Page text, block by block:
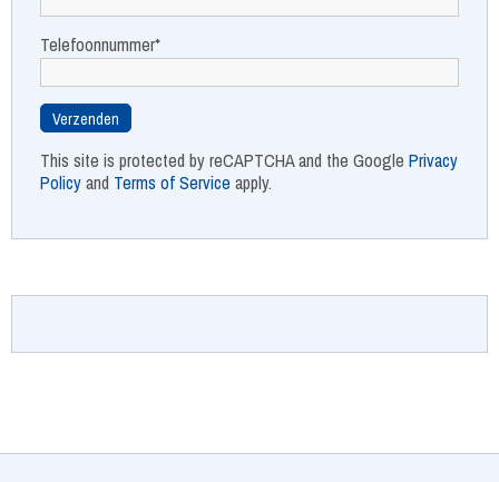
Telefoonnummer*
This site is protected by reCAPTCHA and the Google Privacy
Policyand Terms of Service apply.